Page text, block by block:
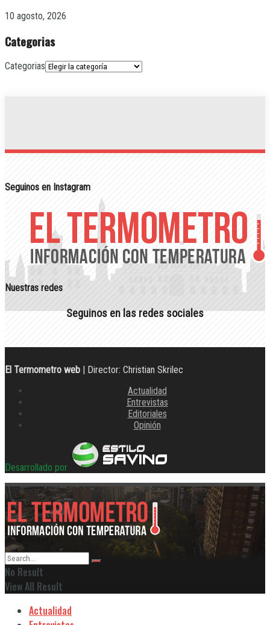
10 agosto, 2026
Categorias
Categorias
Seguinos en Instagram
Nuestras redes
Seguinos en las redes sociales
El Termometro web | Director: Christian Skrilec
Actualidad
Entrevistas
Editoriales
Opinión
Desarrollado por
No Result
View All Result
Actualidad